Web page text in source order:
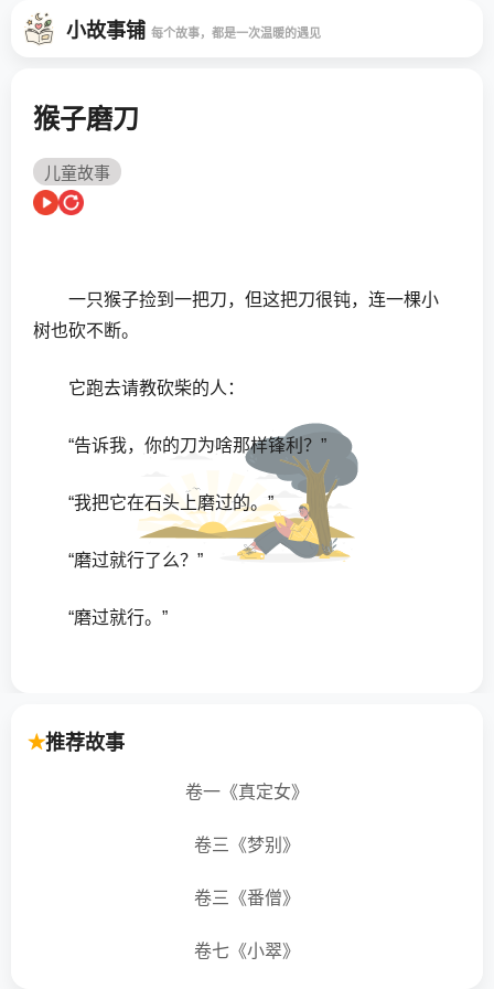
小故事铺 每个故事，都是一次温暖的遇见
猴子磨刀
儿童故事
一只猴子捡到一把刀，但这把刀很钝，连一棵小
树也砍不断。
它跑去请教砍柴的人：
“告诉我，你的刀为啥那样锋利？”
“我把它在石头上磨过的。”
“磨过就行了么？”
“磨过就行。”
等它再拿去砍树时，不用说，就更加砍不动了。
“唉！我已经学习了别人的经验，还是毫无办法，
题！”猴子下了结论说。
推荐故事
卷一《真定女》
卷三《梦别》
卷三《番僧》
卷七《小翠》